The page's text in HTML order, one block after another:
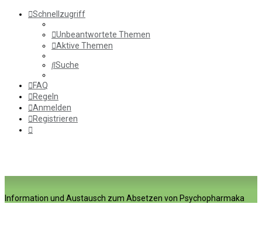
Schnellzugriff
Unbeantwortete Themen
Aktive Themen
Suche
FAQ
Regeln
Anmelden
Registrieren
Information und Austausch zum Absetzen von Psychopharmaka